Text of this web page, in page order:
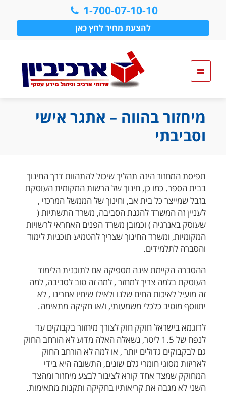
1-700-07-10-10
להצעת מחיר לחץ כאן
מיחזור בהווה – אתגר אישי
וסביבתי
תפיסת המחזור הינה תהליך שיכול להתהוות דרך החינוך
בבית הספר. כמו כן, חינוך של הרשות המקומית העוסקת
בזבל שמייצר כל בית אב, וחינוך של הממשל המרכזי ,
לעניין זה המשרד להגנת הסביבה, משרד התשתיות (
שעוסק באנרגיה ) וכמובן משרד הפנים האחראי לרשויות
המקומיות, ומשרד החינוך שצריך להטמיע תוכניות לימוד
והסברה לתלמידים.
ההסברה הקיימת אינה מספיקה אם לתוכנית הלימוד
העוסקת בלמה צריך למחזר , למה זה טוב לסביבה, למה
זה מועיל לאיכות החים שלנו ולאילו שיחיו אחרינו , לא
יתווסף מוטיב כלכלי משמעותי, ו/או חקיקה מתאימה.
לדוגמא בישראל חוקק חוק לצורך מיחזור בקבוקים עד
לנפח של 1.5 ליטר, נשאלה האלה מדוע לא הורחב החוק
גם לבקבוקים גדולים יותר , או למה לא הורחב החוק
לאריזות מסוגי חומרי גלם שונים, התשובה היא בידי
המחוקק שמצד אחד קורא לציבור לבצע מיחזור ומהצד
השני לא מגבה את קריאותיו בחקיקה ותקנות מתאימות.